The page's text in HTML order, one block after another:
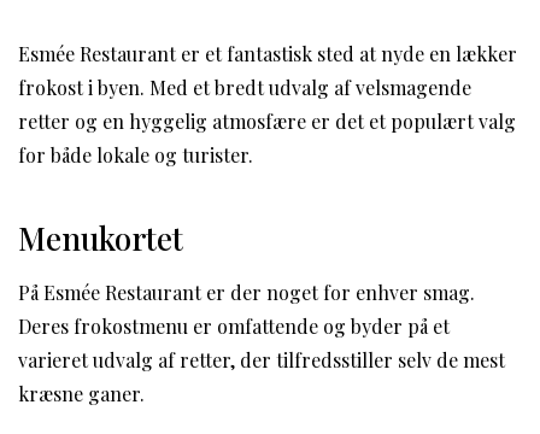
Esmée Restaurant er et fantastisk sted at nyde en lækker
frokost i byen. Med et bredt udvalg af velsmagende
retter og en hyggelig atmosfære er det et populært valg
for både lokale og turister.
Menukortet
På Esmée Restaurant er der noget for enhver smag.
Deres frokostmenu er omfattende og byder på et
varieret udvalg af retter, der tilfredsstiller selv de mest
kræsne ganer.